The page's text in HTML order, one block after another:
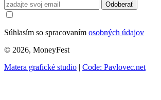
Odoberať
Súhlasím so spracovaním osobných údajov
© 2026, MoneyFest
Matera grafické studio | Code: Pavlovec.net